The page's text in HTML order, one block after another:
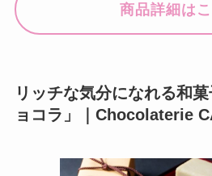
商品詳細は
リッチな気分になれる和
ョコラ」｜Chocolaterie